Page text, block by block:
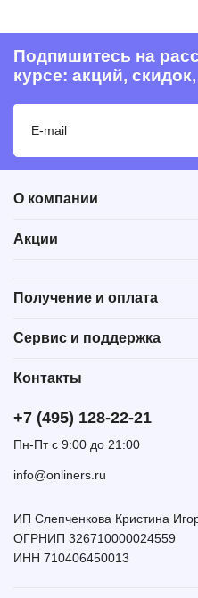
Подпишитесь на
курсе: акций,
О компании
Акции
Получение и оплата
Сервис и поддержка
Контакты
+7 (495) 128-22-21
Пн-Пт с 9:00 до 21:00
info@onliners.ru
ИП Слепченкова Кристина
ОГРНИП 326710000024559
ИНН 710406450013